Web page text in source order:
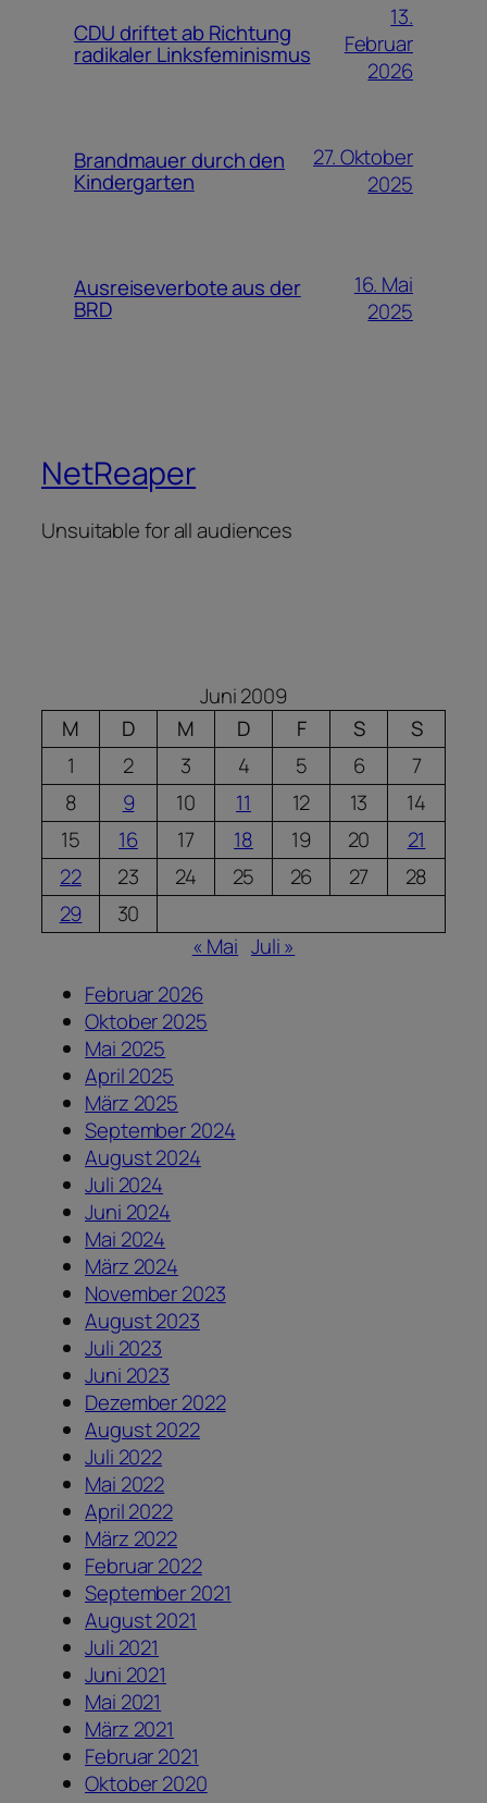
CDU driftet ab Richtung
radikaler Linksfeminismus
13.
Februar
2026
Brandmauer durch den
Kindergarten
27. Oktober
2025
Ausreiseverbote aus der
BRD
16. Mai
2025
NetReaper
Unsuitable for all audiences
Juni 2009
M
D M D F S
S
1
2 3 4 5 6
7
8
9 10 11 12 13
14
15
16 17 18 19 20
21
22
23 24 25 26 27
28
29
30
« Mai Juli »
Februar 2026
Oktober 2025
Mai 2025
April 2025
März 2025
September 2024
August 2024
Juli 2024
Juni 2024
Mai 2024
März 2024
November 2023
August 2023
Juli 2023
Juni 2023
Dezember 2022
August 2022
Juli 2022
Mai 2022
April 2022
März 2022
Februar 2022
September 2021
August 2021
Juli 2021
Juni 2021
Mai 2021
März 2021
Februar 2021
Oktober 2020